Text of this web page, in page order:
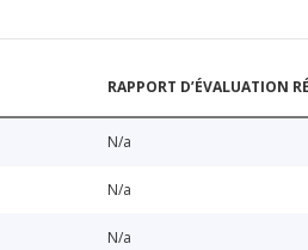
RAPPORT D’ÉVALUATION
N/a
N/a
N/a